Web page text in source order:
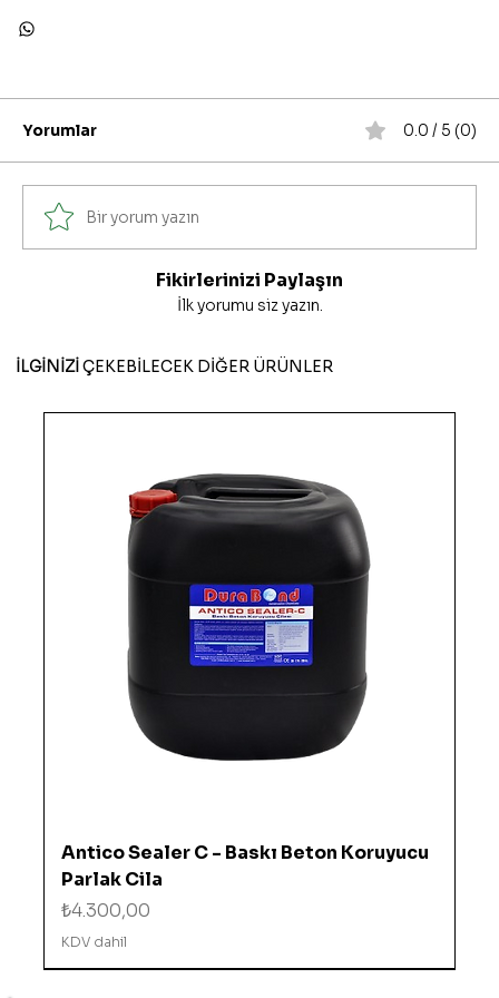
Yorumlar 0.0 / 5 (0)
Bir yorum yazın
Fikirlerinizi Paylaşın
İlk yorumu siz yazın.
İLGİNİZİÇEKEBİLECEK DİĞER ÜRÜNLER
Antico Sealer C - Baskı Beton Koruyucu
Parlak Cila
Fiyat
₺4.300,00
KDV dahil